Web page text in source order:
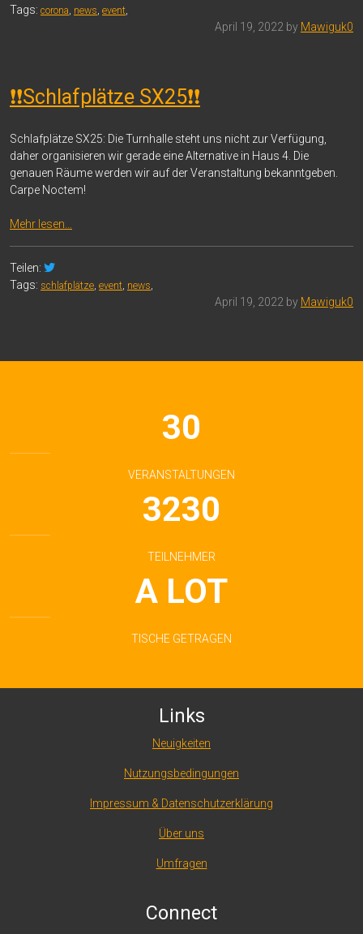
Tags: corona, news, event,
April 19, 2022 by Mawiguk0
❗❗Schlafplätze SX25❗❗
Schlafplätze SX25: Die Turnhalle steht uns nicht zur Verfügung,
daher organisieren wir gerade eine Alternative in Haus 4. Die
genauen Räume werden wir auf der Veranstaltung bekanntgeben.
Carpe Noctem!
Mehr lesen…
Teilen:
Tags: schlafplätze, event, news,
April 19, 2022 by Mawiguk0
30
VERANSTALTUNGEN
3230
TEILNEHMER
A LOT
TISCHE GETRAGEN
Links
Neuigkeiten
Nutzungsbedingungen
Impressum & Datenschutzerklärung
Über uns
Umfragen
Connect